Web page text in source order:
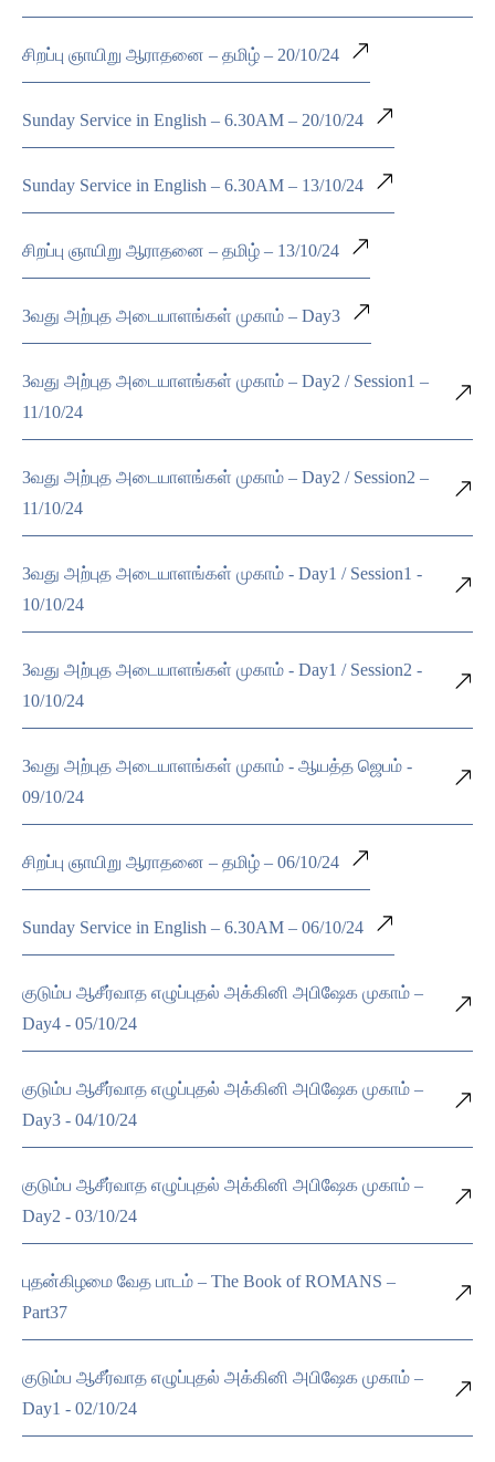
சிறப்பு ஞாயிறு ஆராதனை – தமிழ் – 20/10/24
Sunday Service in English – 6.30AM – 20/10/24
Sunday Service in English – 6.30AM – 13/10/24
சிறப்பு ஞாயிறு ஆராதனை – தமிழ் – 13/10/24
3வது அற்புத அடையாளங்கள் முகாம் – Day3
3வது அற்புத அடையாளங்கள் முகாம் – Day2 / Session1 –
11/10/24
3வது அற்புத அடையாளங்கள் முகாம் – Day2 / Session2 –
11/10/24
3வது அற்புத அடையாளங்கள் முகாம் - Day1 / Session1 -
10/10/24
3வது அற்புத அடையாளங்கள் முகாம் - Day1 / Session2 -
10/10/24
3வது அற்புத அடையாளங்கள் முகாம் - ஆயத்த ஜெபம் -
09/10/24
சிறப்பு ஞாயிறு ஆராதனை – தமிழ் – 06/10/24
Sunday Service in English – 6.30AM – 06/10/24
குடும்ப ஆசீர்வாத எழுப்புதல் அக்கினி அபிஷேக முகாம் –
Day4 - 05/10/24
குடும்ப ஆசீர்வாத எழுப்புதல் அக்கினி அபிஷேக முகாம் –
Day3 - 04/10/24
குடும்ப ஆசீர்வாத எழுப்புதல் அக்கினி அபிஷேக முகாம் –
Day2 - 03/10/24
புதன்கிழமை வேத பாடம் – The Book of ROMANS –
Part37
குடும்ப ஆசீர்வாத எழுப்புதல் அக்கினி அபிஷேக முகாம் –
Day1 - 02/10/24